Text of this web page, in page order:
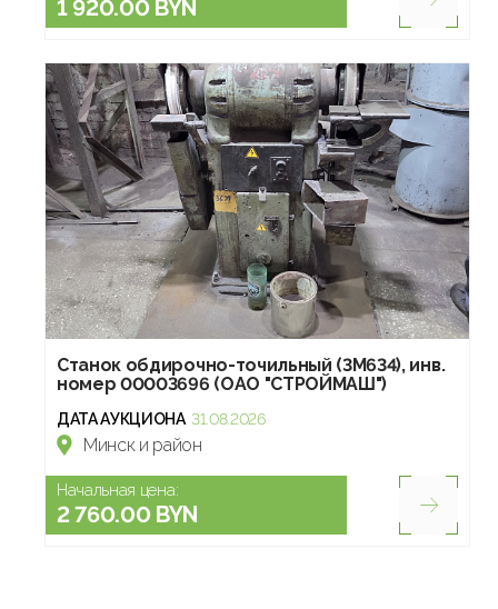
1 920.00 BYN
Станок обдирочно-точильный (3М634), инв.
номер 00003696 (ОАО "СТРОЙМАШ")
ДАТА АУКЦИОНА 31.08.2026
Минск и район
Начальная цена:
2 760.00 BYN